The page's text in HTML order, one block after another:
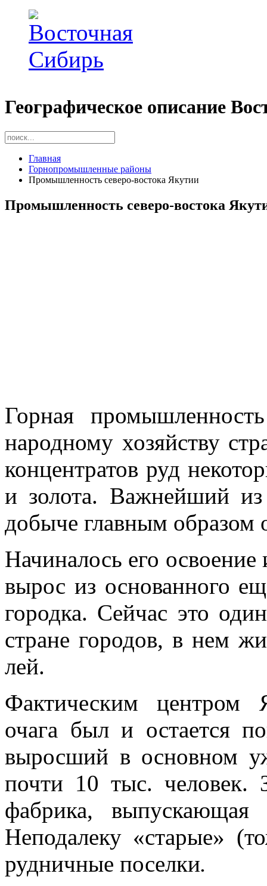
Географическое описание
Главная
Горнопромышленные районы
Промышленность северо-востока Якутии
Промышленность северо-востока
Горная
народному хозяйству
концентратов руд
и золота. Важнейший
добыче главным
Начина­лось его освоение
вырос из основанного
городка. Сей­час это
стране городов, в нем
лей.
Фактическим центром
очага был и остается
выросший в основном
почти 10 тыс. человек.
фабрика, выпускающая
Неподалеку «старые»
рудничные поселки.